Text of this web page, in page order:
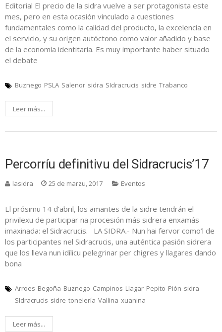
Editorial El precio de la sidra vuelve a ser protagonista este
mes, pero en esta ocasión vinculado a cuestiones
fundamentales como la calidad del producto, la excelencia en
el servicio, y su origen autóctono como valor añadido y base
de la economía identitaria. Es muy importante haber situado
el debate
Buznego PSLA Salenor sidra SIdracrucis sidre Trabanco
Leer más...
Percorríu definitivu del Sidracrucis’17
lasidra 25 de marzu, 2017 Eventos
El prósimu 14 d’abril, los amantes de la sidre tendrán el
privilexu de participar na procesión más sidrera enxamás
imaxinada: el Sidracrucis. LA SIDRA.- Nun hai fervor como’l de
los participantes nel Sidracrucis, una auténtica pasión sidrera
que los lleva nun idílicu pelegrinar per chigres y llagares dando
bona
Arroes Begoña Buznego Campinos Llagar Pepito Pión sidra
SIdracrucis sidre tonelería Vallina xuanina
Leer más...